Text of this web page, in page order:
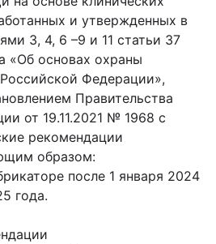
и утвержденных в
3, 4, 6 –9 и 11 статьи 37
«Об основах охраны
Федерации»,
Правительства
от 19.11.2021 № 1968 с
рекомендации
образом:
после 1 января 2024
года.